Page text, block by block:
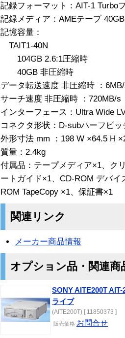
記録フォーマット：AIT-1 Turbo
記録メディア：AMEテープ 40GB
記憶容量：
TAIT1-40N
104GB 2.6:1圧縮時
40GB 非圧縮時
データ転送速度 非圧縮時 ：
サーチ速度 非圧縮時 ：720MB/s
インターフェース：Ultra Wide
コネクタ形状：D-subハーフピ
外形寸法 mm ：198 W ×64.5 H
質量：2.4kg
付属品：テープメディア×1、ク
ートガイド×1、CD-ROM デバ
ROM TapeCopy ×1、保証書×1
関連リンク
メーカー商品情報
オプション品・関連商
SONY AITE200T
ライブ
(AITE200T) [ 11850373 ]
販売価格 お問合せ